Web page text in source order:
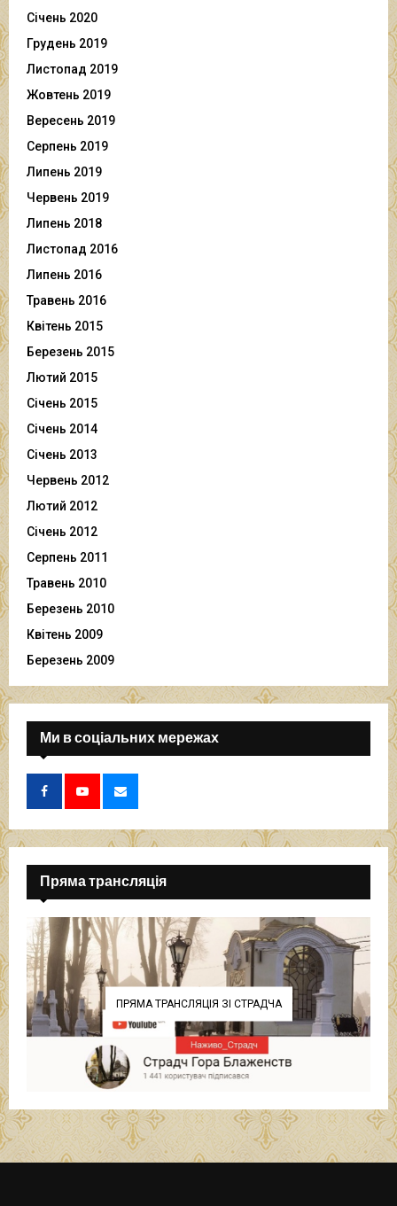
Січень 2020
Грудень 2019
Листопад 2019
Жовтень 2019
Вересень 2019
Серпень 2019
Липень 2019
Червень 2019
Липень 2018
Листопад 2016
Липень 2016
Травень 2016
Квітень 2015
Березень 2015
Лютий 2015
Січень 2015
Січень 2014
Січень 2013
Червень 2012
Лютий 2012
Січень 2012
Серпень 2011
Травень 2010
Березень 2010
Квітень 2009
Березень 2009
Ми в соціальних мережах
Пряма трансляція
ПРЯМА ТРАНСЛЯЦІЯ ЗІ СТРАДЧА